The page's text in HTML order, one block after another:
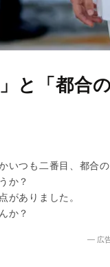
と「都合
いつも二番目、都合
か？
がありました。
か？
― 広